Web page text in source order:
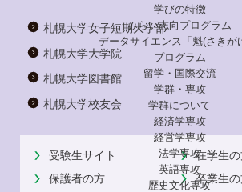
学びの特徴
みらい志向プログラム
データサイエンス「魁(さきが
プログラム
留学・国際交流
学群・専攻
学群について
経済学専攻
経営学専攻
法学専攻
英語専攻
歴史文化専攻
札幌大学女子短期大学部
札幌大学大学院
札幌大学図書館
札幌大学校友会
受験生サイト
在学生
保護者の方
卒業生